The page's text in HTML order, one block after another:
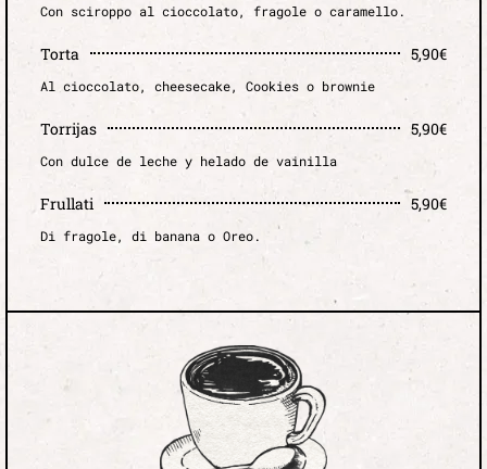
Con sciroppo al cioccolato, fragole o caramello.
Torta 5,90€
Al cioccolato, cheesecake, Cookies o brownie
Torrijas 5,90€
Con dulce de leche y helado de vainilla
Frullati 5,90€
Di fragole, di banana o Oreo.